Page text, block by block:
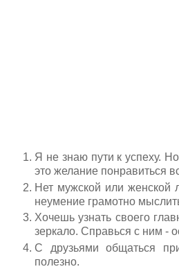
Я не знаю пути к успеху.
это желание понравиться
Нет мужской или женской
неумение грамотно
Хочешь узнать своего
зеркало. Справься с ним -
С друзьями общаться
полезно.